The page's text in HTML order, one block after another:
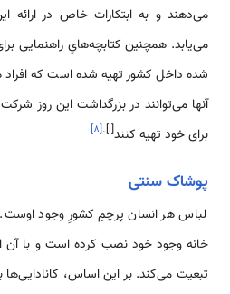
می‌دهند و به ابتکارات خاص در ارائه
می‌یابد. همچنین کتابچه‌هایِ راهنمایی
شده داخل کشور تهیه شده است که افراد
آنها می‌توانند در بزرگداشت این روز
برای خود تهیه کنند[i].
[۸]
پوشاک سنتی
لباس هر انسان پرچمِ کشورِ وجود
خانه وجود خود نصب کرده است و با آن
تبعیت می‌کند. بر این اساس،